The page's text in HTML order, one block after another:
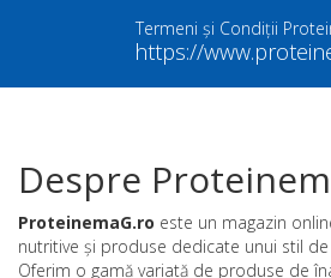
Termeni și Condiții
https://
Despre
ProteinemaG.ro este un magazin
nutritive și produse dedicate unui stil de
Oferim o gamă variată de produse de